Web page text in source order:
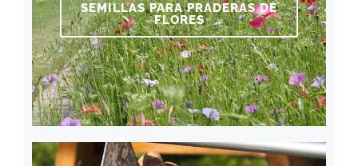
SEMILLAS PARA PRADERAS DE
FLORES